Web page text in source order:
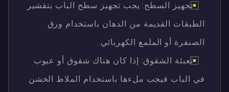
تجهيز السطح: يجب تجهيز سطح الباب بتقشير
الطبقات القديمة من الدهان باستخدام ورق
الصنفرة أو الملمع الكهربائي.
تعبئة الشقوق: إذا كان هناك شقوق أو عيوب
في الباب فيجب ملءها باستخدام الملاط الخشن